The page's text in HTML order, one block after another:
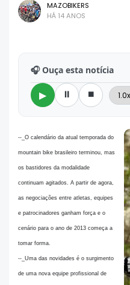
MAZOBIKERS
HÁ 14 ANOS
🎧 Ouça esta notícia
▶ ⏸ ⏹
--_O calendário da atual temporada do
mountain bike brasileiro terminou, mas
os bastidores da modalidade
continuam agitados. A partir de agora,
as negociações entre atletas, equipes
e patrocinadores ganham força e o
cenário para o ano de 2013 começa a
tomar forma.
--_Uma das novidades é o surgimento
de uma nova equipe profissional de